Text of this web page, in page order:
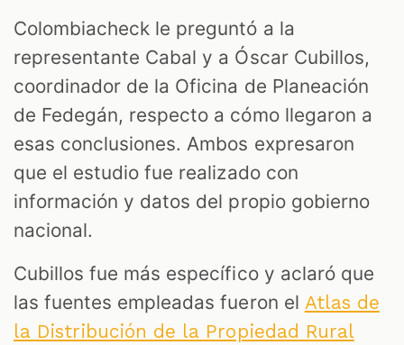
Colombiacheck le preguntó a la
representante Cabal y a Óscar Cubillos,
coordinador de la Oficina de Planeación
de Fedegán, respecto a cómo llegaron a
esas conclusiones. Ambos expresaron
que el estudio fue realizado con
información y datos del propio gobierno
nacional.
Cubillos fue más específico y aclaró que
las fuentes empleadas fueron el Atlas de
la Distribución de la Propiedad Rural